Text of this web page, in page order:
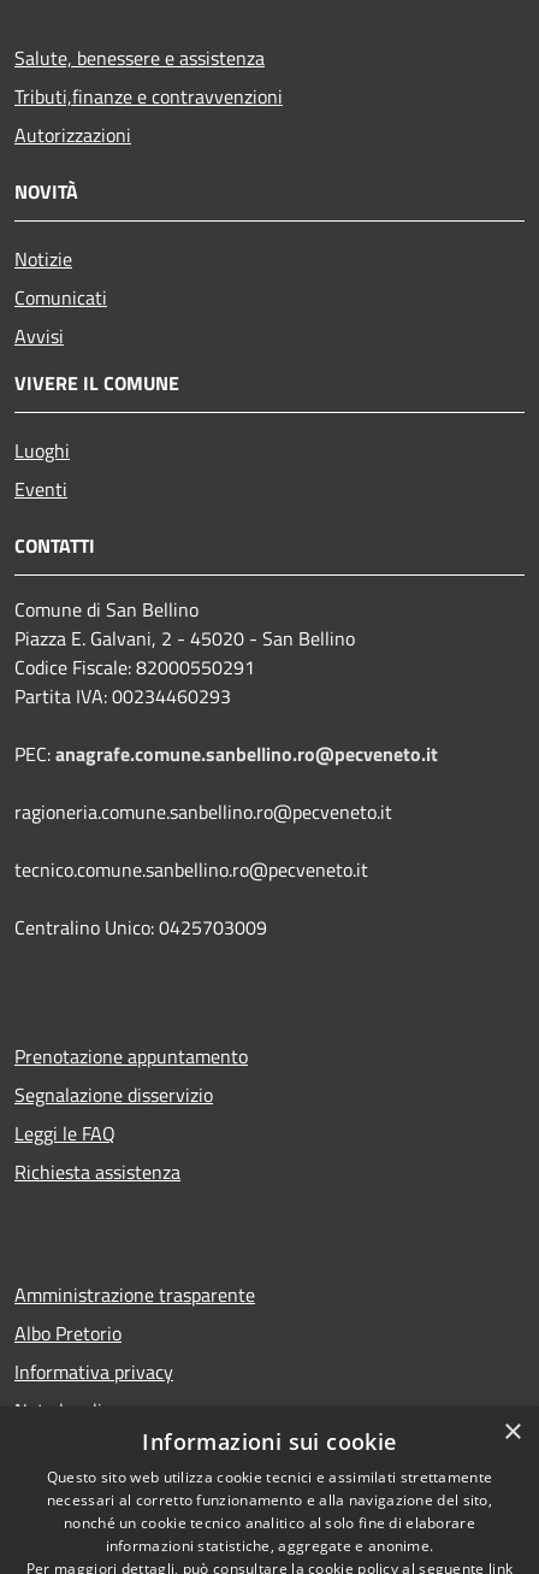
Salute, benessere e assistenza
Tributi,finanze e contravvenzioni
Autorizzazioni
NOVITÀ
Notizie
Comunicati
Avvisi
VIVERE IL COMUNE
Luoghi
Eventi
CONTATTI
Comune di San Bellino
Piazza E. Galvani, 2 - 45020 - San Bellino
Codice Fiscale: 82000550291
Partita IVA: 00234460293
PEC:anagrafe.comune.sanbellino.ro@pecveneto.it
ragioneria.comune.sanbellino.ro@pecveneto.it
tecnico.comune.sanbellino.ro@pecveneto.it
Centralino Unico: 0425703009
Prenotazione appuntamento
Segnalazione disservizio
Leggi le FAQ
Richiesta assistenza
Amministrazione trasparente
Albo Pretorio
Informativa privacy
Note legali
Dichiarazione di accessibilità
RSS
Copyright © 2026 • Comune di
×
Informazioni sui cookie
Questo sito web utilizza cookie tecnici e assimilati strettamente
necessari al corretto funzionamento e alla navigazione del sito,
nonché un cookie tecnico analitico al solo fine di elaborare
informazioni statistiche, aggregate e anonime.
Per maggiori dettagli, può consultare la cookie policy al seguente link